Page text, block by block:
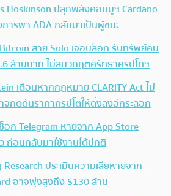
Hoskinson ปลุกพลังคอมมูฯ Cardano
ารพา ADA กลับมาเป็นผู้ชนะ
สาย Solo เจอบล็อก รับทรัพย์คน
ล้านบาท ไม่สนวิกฤตศรัทธาคริปโทฯ
เตือนหากกฎหมาย CLARITY Act ไม่
กดดันราคาคริปโตให้ดิ่งลงอีกระลอก
อก Telegram หายจาก App Store
ก่อนกลับมาใช้งานได้ปกติ
Research ประเมินความเสียหายจาก
อาจพุ่งสูงถึง $130 ล้าน